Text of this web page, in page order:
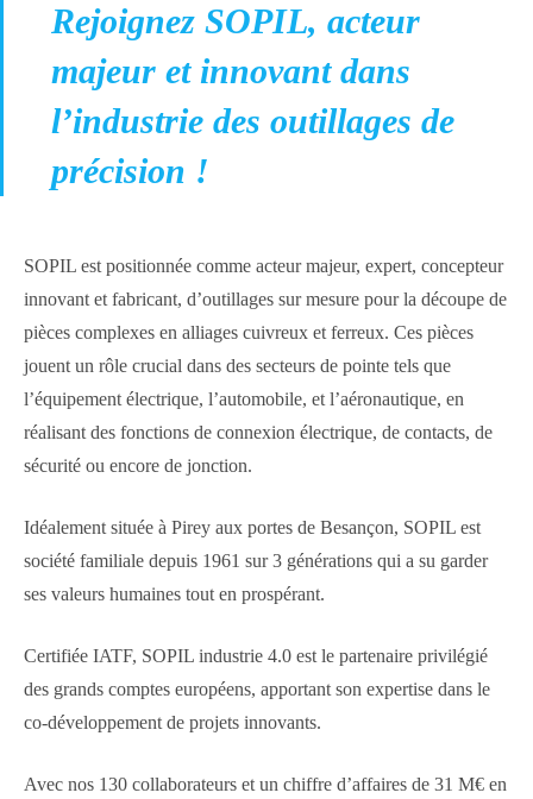
Rejoignez SOPIL, acteur
majeur et innovant dans
l’industrie des outillages de
précision !
SOPIL est positionnée comme acteur majeur, expert, concepteur
innovant et fabricant, d’outillages sur mesure pour la découpe de
pièces complexes en alliages cuivreux et ferreux. Ces pièces
jouent un rôle crucial dans des secteurs de pointe tels que
l’équipement électrique, l’automobile, et l’aéronautique, en
réalisant des fonctions de connexion électrique, de contacts, de
sécurité ou encore de jonction.
Idéalement située à Pirey aux portes de Besançon, SOPIL est
société familiale depuis 1961 sur 3 générations qui a su garder
ses valeurs humaines tout en prospérant.
Certifiée IATF, SOPIL industrie 4.0 est le partenaire privilégié
des grands comptes européens, apportant son expertise dans le
co-développement de projets innovants.
Avec nos 130 collaborateurs et un chiffre d’affaires de 31 M€ en